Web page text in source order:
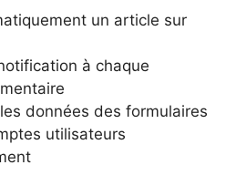
un article sur
à chaque
données des formulaires
utilisateurs